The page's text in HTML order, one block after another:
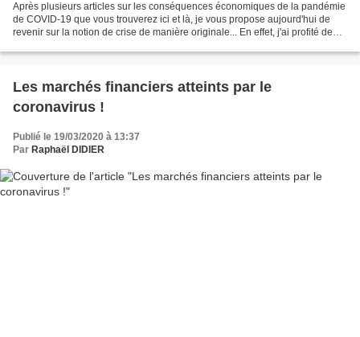
Après plusieurs articles sur les conséquences économiques de la pandémie
de COVID-19 que vous trouverez ici et là, je vous propose aujourd'hui de
revenir sur la notion de crise de manière originale... En effet, j'ai profité de
Les marchés financiers atteints par le
coronavirus !
Publié le 19/03/2020 à 13:37
Par Raphaël DIDIER